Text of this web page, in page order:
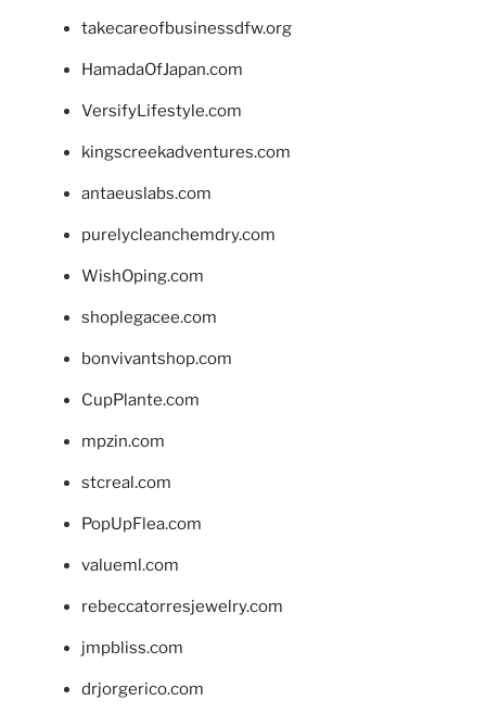
takecareofbusinessdfw.org
HamadaOfJapan.com
VersifyLifestyle.com
kingscreekadventures.com
antaeuslabs.com
purelycleanchemdry.com
WishOping.com
shoplegacee.com
bonvivantshop.com
CupPlante.com
mpzin.com
stcreal.com
PopUpFlea.com
valueml.com
rebeccatorresjewelry.com
jmpbliss.com
drjorgerico.com